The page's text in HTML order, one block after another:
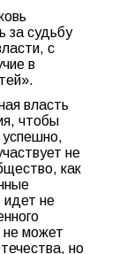
за судьбу
с
в
власть
чтобы
не
как
идет не
не может
но